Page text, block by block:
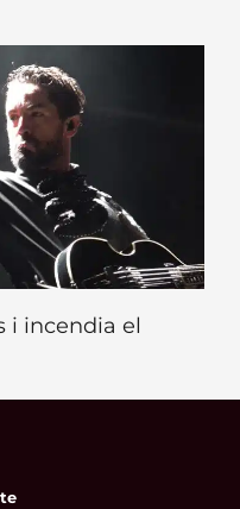
i incendia el